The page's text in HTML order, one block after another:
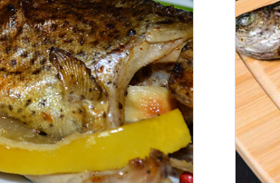
ÎN COȘ / DETALII